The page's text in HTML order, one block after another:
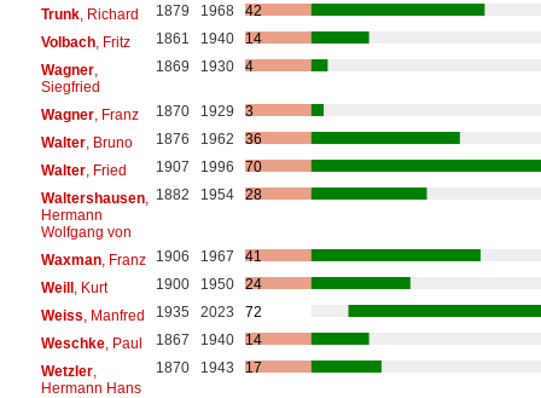
Trunk, Richard 1879 1968
42
Volbach, Fritz 1861 1940
14
Wagner,
Siegfried
1869 1930 4
Wagner, Franz 1870 1929
3
Walter, Bruno 1876 1962
36
Walter, Fried 1907 1996
70
Waltershausen,
Hermann
Wolfgang von
1882 1954 28
Waxman, Franz 1906 1967
41
Weill, Kurt 1900 1950
24
Weiss , Manfred 1935 2023
72
Weschke, Paul 1867 1940
14
Wetzler,
Hermann Hans
1870 1943 17